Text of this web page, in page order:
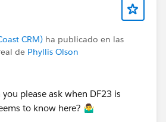
CRM) ha publicado en las
de Phyllis Olson
you please ask when DF23 is
to know here? 🤷‍♂️